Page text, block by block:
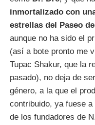
inmortalizado con
estrellas del Paseo
aunque no ha sido el
(así a bote pronto me
Tupac Shakur, que la
pasado), no deja de
género, a la que el
contribuido, ya fuese
de los fundadores de